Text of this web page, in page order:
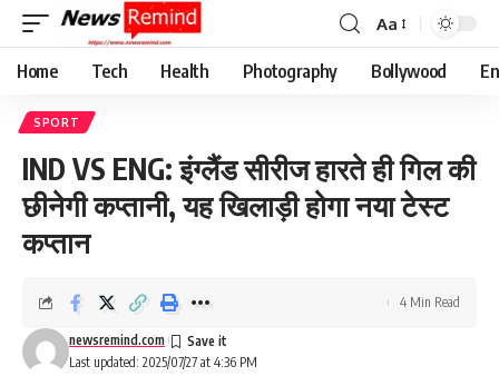
Font
Resizer
Aa
Home Tech Health Photography Bollywood
SPORT
IND VS ENG: इंग्लैंड सीरीज हारते ही गिल की
छीनेगी कप्तानी, यह खिलाड़ी होगा नया टेस्ट
कप्तान
Last updated: 2025/07/27 at 4:36 PM
newsremind.com
4 Min Read